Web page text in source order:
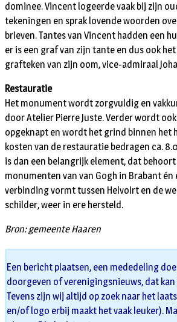
dominee. Vincent logeerde vaak bij zijn
tekeningen en sprak lovende woorden
brieven. Tantes van Vincent hadden een
er is een graf van zijn tante en dus ook
grafteken van zijn oom, vice-admiraal
Restauratie
Het monument wordt zorgvuldig en
door Atelier Pierre Juste. Verder wordt
opgeknapt en wordt het grind binnen het
kosten van de restauratie bedragen ca.
is dan een belangrijk element, dat
monumenten van van Gogh in Brabant én
verbinding vormt tussen Helvoirt en de
schilder, weer in ere hersteld.
Bron: gemeente Haaren
Een bericht plaatsen, een mededeling
doorgeven of verenigingsnieuws, dat
Tevens zijn wij altijd op zoek naar het
en/of logo erbij maakt het vaak leuker).